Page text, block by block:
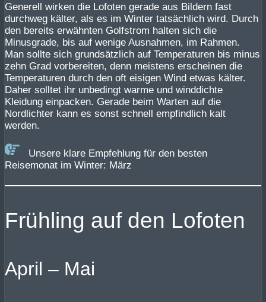
Generell wirken die Lofoten gerade aus Bildern fast
durchweg kälter, als es im Winter tatsächlich wird. Durch
den bereits erwähnten Golfstrom halten sich die
Minusgrade, bis auf wenige Ausnahmen, im Rahmen.
Man sollte sich grundsätzlich auf Temperaturen bis minus
zehn Grad vorbereiten, denn meistens erscheinen die
Temperaturen durch den oft eisigen Wind etwas kälter.
Daher solltet ihr unbedingt warme und winddichte
Kleidung einpacken. Gerade beim Warten auf die
Nordlichter kann es sonst schnell empfindlich kalt
werden.
Unsere klare Empfehlung für den besten
Reisemonat im Winter: März
Frühling auf den Lofoten
April – Mai